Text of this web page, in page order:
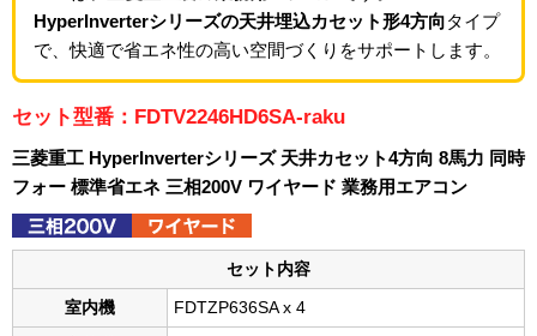
HyperInverterシリーズの天井埋込カセット形4方向タイプ
で、快適で省エネ性の高い空間づくりをサポートします。
セット型番：FDTV2246HD6SA-raku
三菱重工 HyperInverterシリーズ 天井カセット4方向 8馬力 同時
フォー 標準省エネ 三相200V ワイヤード 業務用エアコン
セット内容
室内機 FDTZP636SA x 4